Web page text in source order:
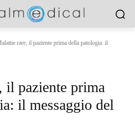
rare, il paziente prima della patologia: il
il paziente prima
il messaggio del